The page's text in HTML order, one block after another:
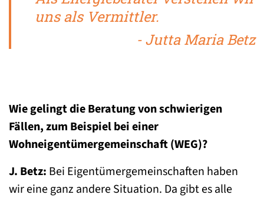
uns als Vermittler.
- Jutta Maria Betz
Wie gelingt die Beratung von schwierigen
Fällen, zum Beispiel bei einer
Wohneigentümergemeinschaft (WEG)?
J. Betz: Bei Eigentümergemeinschaften haben
wir eine ganz andere Situation. Da gibt es alle